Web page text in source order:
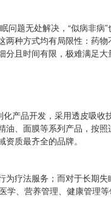
题无处解决，“似病非
种方式均有局限性：药
且时间有限，极难满足
产品开发，采用透皮吸
、面膜等系列产品，按
质最齐全的品牌。
疗法服务；而对于长期
、营养管理、健康管理